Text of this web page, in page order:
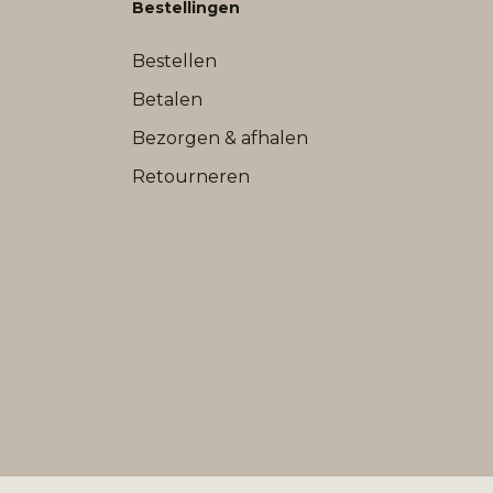
Bestellingen
Bestellen
Betalen
Bezorgen & afhalen
Retourneren